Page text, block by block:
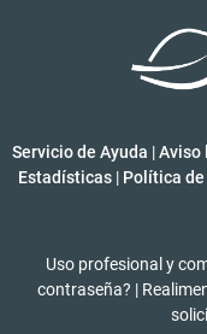
Servicio de Ayuda |Aviso
Estadísticas | Política
Uso profesional y
contraseña? |